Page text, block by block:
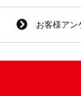
お客様アン